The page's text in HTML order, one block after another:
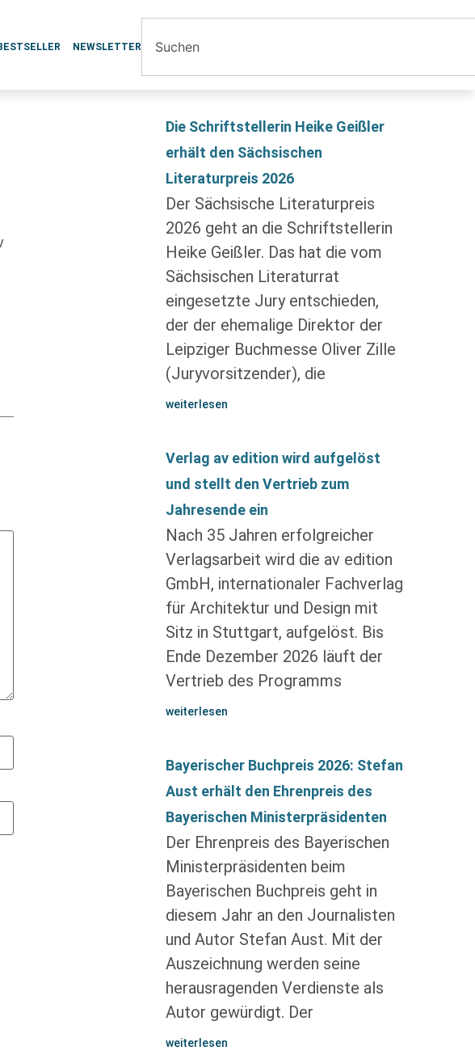
NEWSLETTER
Die Schriftstellerin Heike Geißler
erhält den Sächsischen
Literaturpreis 2026
Der Sächsische Literaturpreis
2026 geht an die Schriftstellerin
Heike Geißler. Das hat die vom
Sächsischen Literaturrat
eingesetzte Jury entschieden,
der der ehemalige Direktor der
Leipziger Buchmesse Oliver Zille
(Juryvorsitzender), die
weiterlesen
Verlag av edition wird aufgelöst
und stellt den Vertrieb zum
Jahresende ein
Nach 35 Jahren erfolgreicher
Verlagsarbeit wird die av edition
GmbH, internationaler Fachverlag
für Architektur und Design mit
Sitz in Stuttgart, aufgelöst. Bis
Ende Dezember 2026 läuft der
Vertrieb des Programms
weiterlesen
Bayerischer Buchpreis 2026: Stefan
Aust erhält den Ehrenpreis des
Bayerischen Ministerpräsidenten
Der Ehrenpreis des Bayerischen
Ministerpräsidenten beim
Bayerischen Buchpreis geht in
diesem Jahr an den Journalisten
und Autor Stefan Aust. Mit der
Auszeichnung werden seine
herausragenden Verdienste als
Autor gewürdigt. Der
weiterlesen